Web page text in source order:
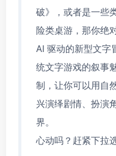
破》，或者是一些
险类桌游，那你绝
AI 驱动的新型文字
统文字游戏的叙事
制，让你可以用自
兴演绎剧情、扮演
界。
心动吗？赶紧下拉